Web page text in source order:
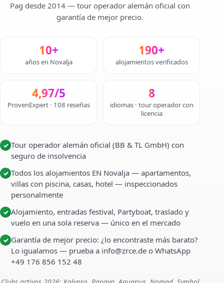
Pag desde 2014 — tour operador alemán oficial con
garantía de mejor precio.
10+
años en Novalja
190+
alojamientos verificados
4,97/5
ProvenExpert · 108 reseñas
8
idiomas · tour operador con
licencia
✓ Tour operador alemán oficial (BB & TL GmbH) con
seguro de insolvencia
✓ Todos los alojamientos EN Novalja — apartamentos,
villas con piscina, casas, hotel — inspeccionados
personalmente
✓ Alojamiento, entradas festival, Partyboat, traslado y
vuelo en una sola reserva — único en el mercado
✓ Garantía de mejor precio: ¿lo encontraste más barato?
Lo igualamos — prueba a info@zrce.de o WhatsApp
+49 176 856 152 48